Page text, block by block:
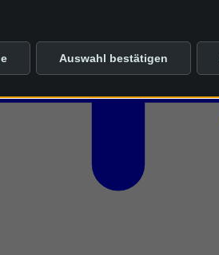
Auswahl bestätigen